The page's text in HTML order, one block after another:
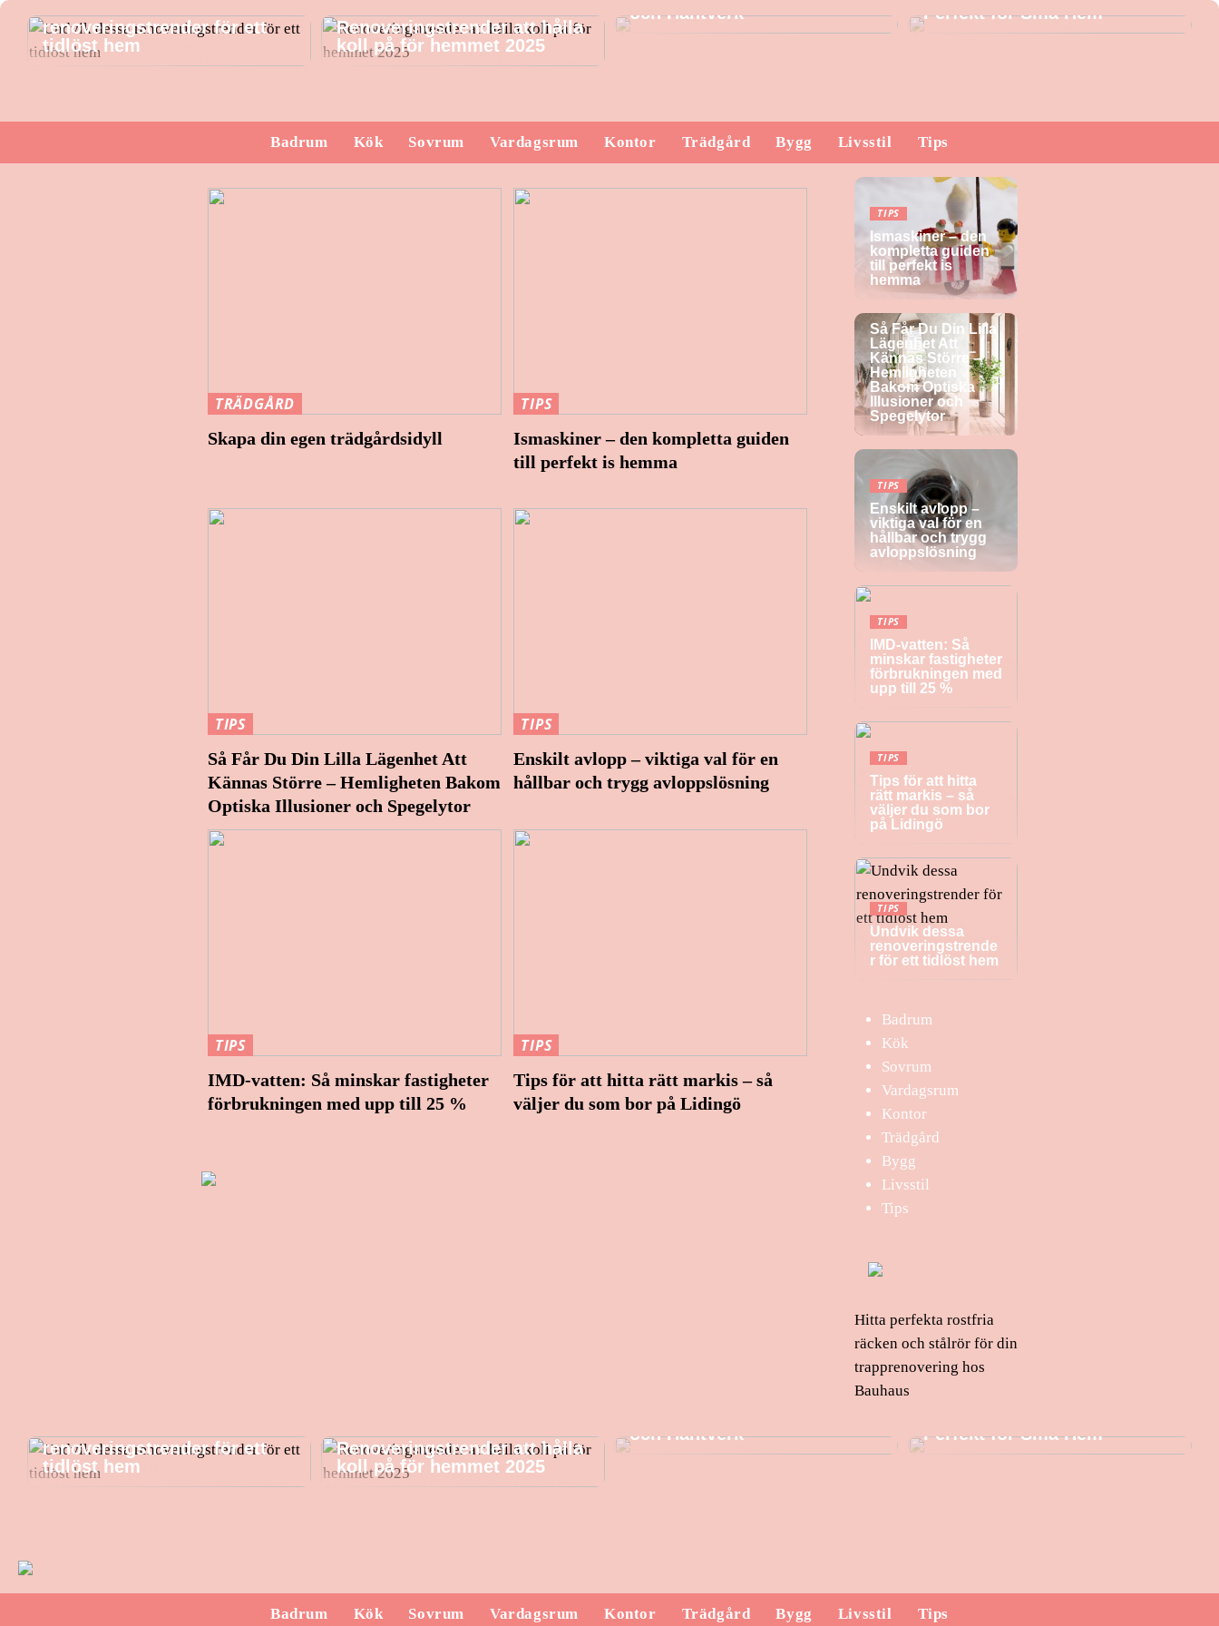
renoveringstrender för ett
tidlöst hem
Renoveringstrender att hålla
koll på för hemmet 2025
och Hantverk
Perfekt för Små Hem
Badrum Kök Sovrum Vardagsrum Kontor Trädgård Bygg Livsstil Tips
TRÄDGÅRD
Skapa din egen trädgårdsidyll
TIPS
Ismaskiner – den kompletta guiden
till perfekt is hemma
TIPS
Så Får Du Din Lilla Lägenhet Att
Kännas Större – Hemligheten Bakom
Optiska Illusioner och Spegelytor
TIPS
Enskilt avlopp – viktiga val för en
hållbar och trygg avloppslösning
TIPS
IMD-vatten: Så minskar fastigheter
förbrukningen med upp till 25 %
TIPS
Tips för att hitta rätt markis – så
väljer du som bor på Lidingö
TIPS
Ismaskiner – den
kompletta guiden
till perfekt is
hemma
Så Får Du Din Lilla
Lägenhet Att
Kännas Större –
Hemligheten
Bakom Optiska
Illusioner och
Spegelytor
TIPS
Enskilt avlopp –
viktiga val för en
hållbar och trygg
avloppslösning
TIPS
IMD-vatten: Så
minskar fastigheter
förbrukningen med
upp till 25 %
TIPS
Tips för att hitta
rätt markis – så
väljer du som bor
på Lidingö
TIPS
Undvik dessa
renoveringstrende
r för ett tidlöst hem
Badrum
Kök
Sovrum
Vardagsrum
Kontor
Trädgård
Bygg
Livsstil
Tips
Hitta perfekta rostfria
räcken och stålrör för din
trapprenovering hos
Bauhaus
renoveringstrender för ett
tidlöst hem
Renoveringstrender att hålla
koll på för hemmet 2025
och Hantverk
Perfekt för Små Hem
Badrum Kök Sovrum Vardagsrum Kontor Trädgård Bygg Livsstil Tips